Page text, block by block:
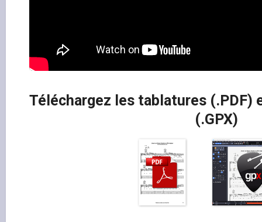
Téléchargez les tablatures
(.GPX)